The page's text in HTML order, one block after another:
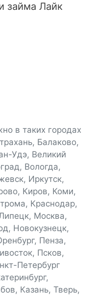
займа Лайк
в таких городах
Балаково,
Удэ, Великий
Вологда,
Иркутск,
Киров, Коми,
Краснодар,
Москва,
Новокузнецк,
Пенза,
Псков,
Петербург
Казань, Тверь,